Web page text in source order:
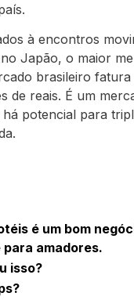
à encontros
no Japão, o maior
brasileiro fatura
de reais. É um
potencial para
é um bom
para amadores.
isso?